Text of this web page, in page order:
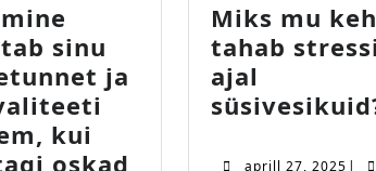
sinu
ja
kui
oskad Toitumine
Miks mu
tahab stressi
ajal
aprill 27, 2025aprill
|